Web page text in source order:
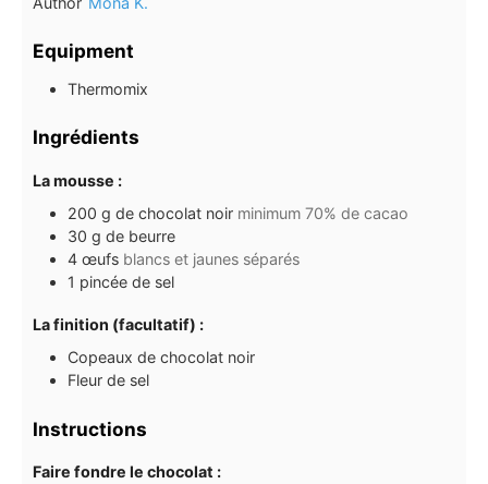
Equipment
Thermomix
Ingrédients
La mousse :
200 g de chocolat noir minimum 70% de cacao
30 g de beurre
4 œufs blancs et jaunes séparés
1 pincée de sel
La finition (facultatif) :
Copeaux de chocolat noir
Fleur de sel
Instructions
Faire fondre le chocolat :